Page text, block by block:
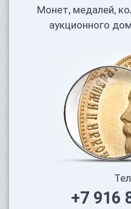
Монет, медалей,
аукционного
+7 916